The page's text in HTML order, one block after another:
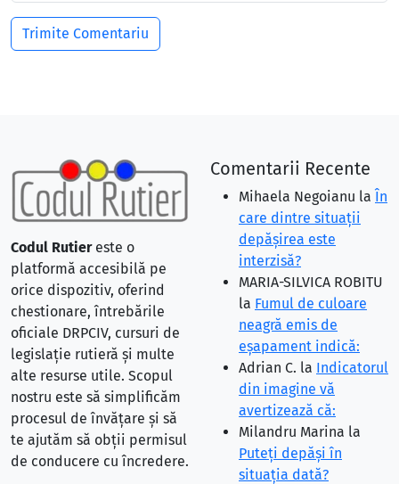
Codul Rutiereste o
platformă accesibilă pe
orice dispozitiv, oferind
chestionare, întrebările
oficiale DRPCIV, cursuri de
legislație rutieră și multe
alte resurse utile. Scopul
nostru este să simplificăm
procesul de învățare și să
te ajutăm să obții permisul
de conducere cu încredere.
Comentarii Recente
Mihaela Negoianu la În
care dintre situaţii
depăşirea este
interzisă?
MARIA-SILVICA ROBITU
la Fumul de culoare
neagră emis de
eşapament indică:
Adrian C. la Indicatorul
din imagine vă
avertizează că:
Milandru Marina la
Puteţi depăşi în
situaţia dată?